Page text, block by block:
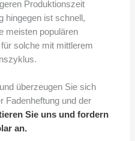
Produktionszeit
hingegen ist schnell,
meisten populären
solche mit mittlerem
überzeugen Sie sich
Fadenheftung und der
Sie uns und fordern
an.